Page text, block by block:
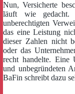
Nun, Versicherte
läuft wie gedacht.
unberechtigten
das eine Leistung
dieser Zahlen nicht
oder das
recht handelte. Eine
und unbegründeten
BaFin schreibt dazu